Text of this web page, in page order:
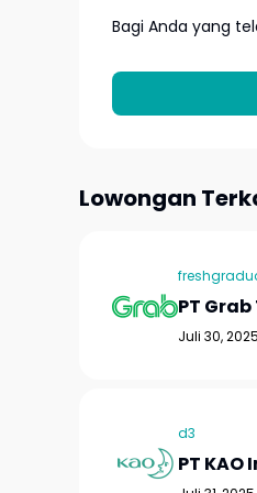
Bagi Anda yang
Lowongan
PT
Juli 30, 2025
d3
PT KAO